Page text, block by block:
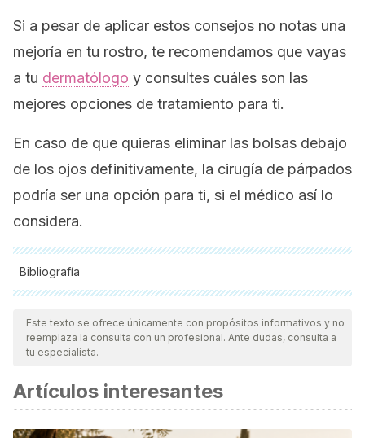
Si a pesar de aplicar estos consejos no notas una
mejoría en tu rostro, te recomendamos que vayas
a tu dermatólogo y consultes cuáles son las
mejores opciones de tratamiento para ti.
En caso de que quieras eliminar las bolsas debajo
de los ojos definitivamente, la cirugía de párpados
podría ser una opción para ti, si el médico así lo
considera.
Bibliografía
Todas las fuentes citadas fueron revisadas a profundidad por
nuestro equipo, para asegurar su calidad, confiabilidad,
vigencia y validez.La bibliografía de este artículo fue
científica.
Este texto se ofrece únicamente con propósitos informativos y no
reemplaza la consulta con un profesional. Ante dudas, consulta a
tu especialista.
Artículos interesantes